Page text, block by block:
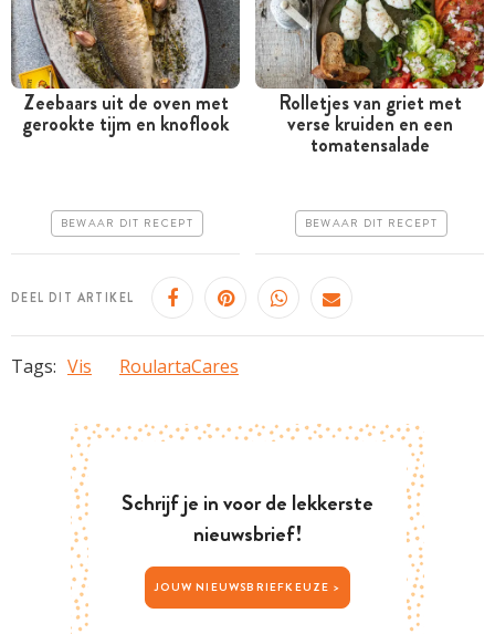
Tussen 30 minuten en 1
Zeebaars uit de oven met
gerookte tijm en knoflook
BEWAAR DIT RECEPT
Tussen 30 minuten en 1
Rolletjes van griet met
verse kruiden en een
tomatensalade
BEWAAR DIT RECEPT
DEEL DIT ARTIKEL
Tags: Vis RoulartaCares
Schrijf je in voor de lekkerste
nieuwsbrief!
JOUW NIEUWSBRIEFKEUZE >